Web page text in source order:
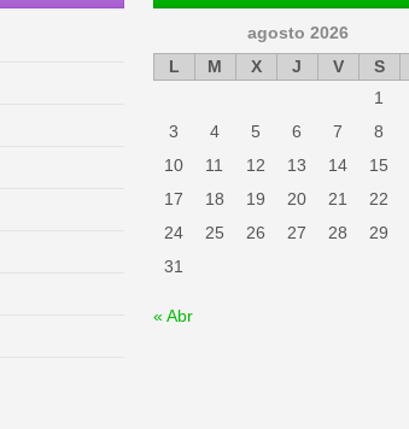
agosto 2026
L
M X J V S
1
3
4 5 6 7 8
10
11 12 13 14 15
17
18 19 20 21 22
24
25 26 27 28 29
31
« Abr